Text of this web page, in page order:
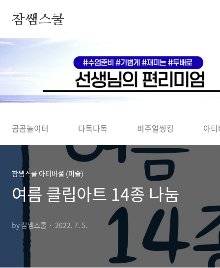
참쌤스쿨
◀
곰곰놀이터 다독다독 비주얼씽킹 아
참쌤스쿨 아티버셜 (미술)
여름 클립아트 14종 나눔
by 참쌤스쿨 2022. 7. 5.